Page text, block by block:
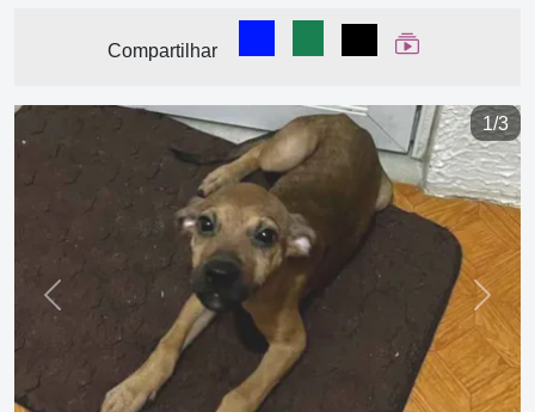
Compartilhar
Compartilhar no Facebook
Compartilhar no
Compartilhar
Ver Web Story
1/3
Previous Next